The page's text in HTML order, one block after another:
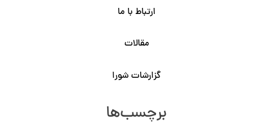
ارتباط با ما
مقالات
گزارشات شورا
برچسب‌ها